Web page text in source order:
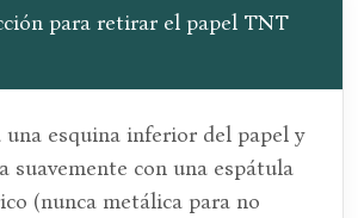
para retirar el papel TNT
una esquina inferior del papel y
suavemente con una espátula
(nunca metálica para no